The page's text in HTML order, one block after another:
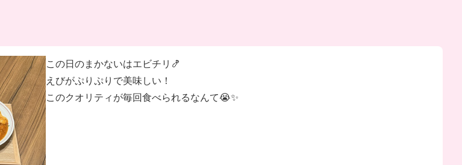
この日のまかないはエビチリ🍤
えびがぷりぷりで美味しい！
このクオリティが毎回食べられるなんて😭✨